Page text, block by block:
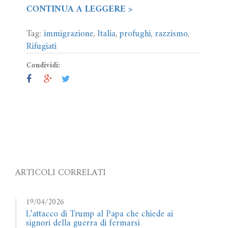
CONTINUA A LEGGERE >
Tag:immigrazione,Italia,profughi,razzismo,
Rifugiati
Condividi:
ARTICOLI CORRELATI
19/04/2026
L’attacco di Trump al Papa che chiede ai
signori della guerra di fermarsi